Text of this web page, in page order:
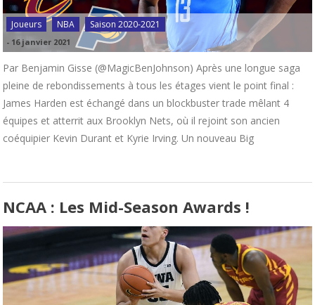
Joueurs NBA Saison 2020-2021
- 16 janvier 2021
Par Benjamin Gisse (@MagicBenJohnson) Après une longue saga
pleine de rebondissements à tous les étages vient le point final :
James Harden est échangé dans un blockbuster trade mêlant 4
équipes et atterrit aux Brooklyn Nets, où il rejoint son ancien
coéquipier Kevin Durant et Kyrie Irving. Un nouveau Big
NCAA : Les Mid-Season Awards !